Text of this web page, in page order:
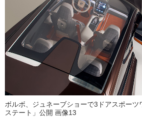
ボルボ、ジュネーブショーで3ドアスポーツ
ステート」公開 画像13